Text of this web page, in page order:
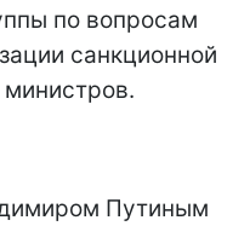
по вопросам
санкционной
министров.
Путиным